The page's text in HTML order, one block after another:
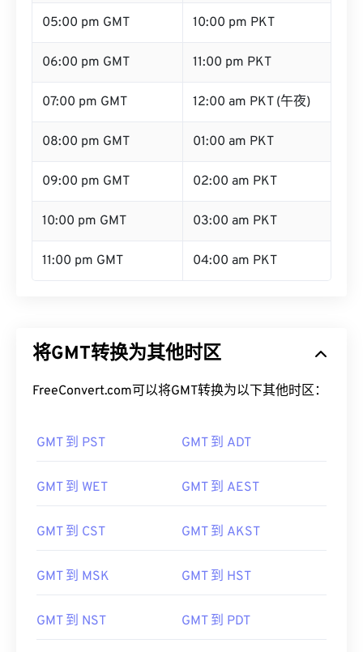
05:00 pm GMT 10:00 pm PKT
06:00 pm GMT 11:00 pm PKT
07:00 pm GMT 12:00 am PKT (午夜)
08:00 pm GMT 01:00 am PKT
09:00 pm GMT 02:00 am PKT
10:00 pm GMT 03:00 am PKT
11:00 pm GMT 04:00 am PKT
将GMT转换为其他时区
FreeConvert.com可以将GMT转换为以下其他时区：
GMT 到 PST GMT 到 ADT
GMT 到 WET GMT 到 AEST
GMT 到 CST GMT 到 AKST
GMT 到 MSK GMT 到 HST
GMT 到 NST GMT 到 PDT